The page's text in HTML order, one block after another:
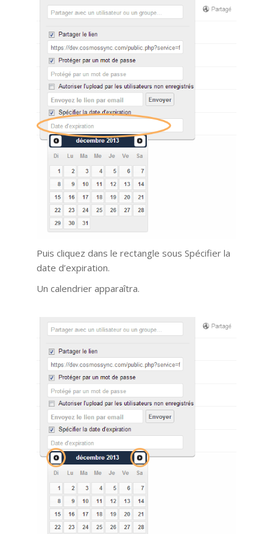
Puis cliquez dans le rectangle sous Spécifier la
date d’expiration.
Un calendrier apparaîtra.